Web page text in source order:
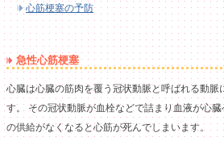
心筋梗塞の予防
急性心筋梗塞
心臓は心臓の筋肉を覆う冠状動脈と呼ばれる動
す。 その冠状動脈が血栓などで詰まり血液が心
の供給がなくなると心筋が死んでしまいます。